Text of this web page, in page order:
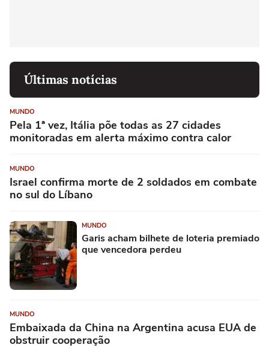
Últimas notícias
MUNDO
Pela 1ª vez, Itália põe todas as 27 cidades
monitoradas em alerta máximo contra calor
MUNDO
Israel confirma morte de 2 soldados em combate
no sul do Líbano
MUNDO
Garis acham bilhete de loteria premiado
que vencedora perdeu
MUNDO
Embaixada da China na Argentina acusa EUA de
obstruir cooperação